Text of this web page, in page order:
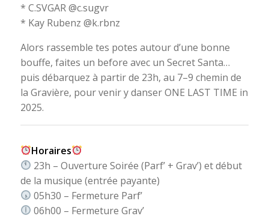
* C.SVGAR @c.sugvr
* Kay Rubenz @k.rbnz
Alors rassemble tes potes autour d’une bonne
bouffe, faites un before avec un Secret Santa…
puis débarquez à partir de 23h, au 7–9 chemin de
la Gravière, pour venir y danser ONE LAST TIME in
2025.
Horaires
23h – Ouverture Soirée (Parf’ + Grav’) et début
de la musique (entrée payante)
05h30 – Fermeture Parf’
06h00 – Fermeture Grav’